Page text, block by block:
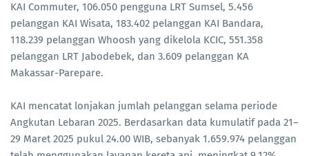
KAI Commuter, 106.050 pengguna LRT Sumsel, 5.456
pelanggan KAI Wisata, 183.402 pelanggan KAI Bandara,
118.239 pelanggan Whoosh yang dikelola KCIC, 551.358
pelanggan LRT Jabodebek, dan 3.609 pelanggan KA
Makassar-Parepare.
KAI mencatat lonjakan jumlah pelanggan selama periode
Angkutan Lebaran 2025. Berdasarkan data kumulatif pada 21–
29 Maret 2025 pukul 24.00 WIB, sebanyak 1.659.974 pelanggan